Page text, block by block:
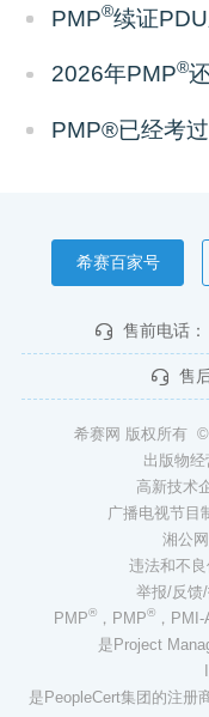
PMP®续证
2026年PMP®
PMP®已经考
希赛百家号
售前电话：
售
希赛网 版权所有
出版物
高新技术
广播电视节目
湘公
违法和不
举报/反馈
PMP®，PMP®，PMI-
是Project
是PeopleCert集团的注册